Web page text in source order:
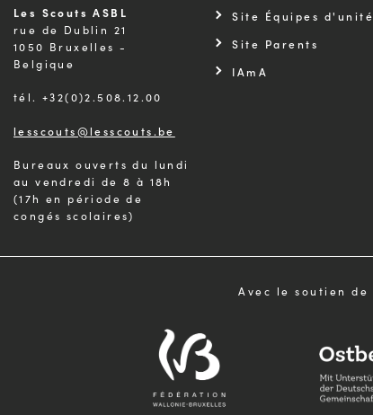
Les Scouts ASBL
rue de Dublin 21
1050 Bruxelles -
Belgique
tél. +32(0)2.508.12.00
lesscouts@lesscouts.be
Bureaux ouverts du lundi
au vendredi de 8 à 18h
(17h en période de
congés scolaires)
Site Équipes d'unité
Site Parents
IAmA
Avec le soutien de